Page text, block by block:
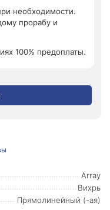
необходимости.
прорабу и
100% предоплаты.
Array
Вихрь
Прямолинейный (-ая)